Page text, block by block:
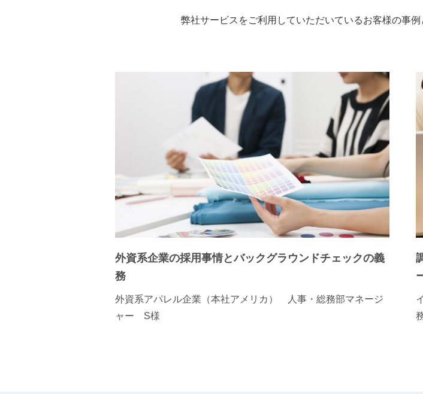
弊社サービスをご利用していただいているお客様の事
外資系企業の採用事情とバックグラウンドチェックの義
務
外資系アパレル企業（本社アメリカ） 人事・総務部マネージ
ャー S様